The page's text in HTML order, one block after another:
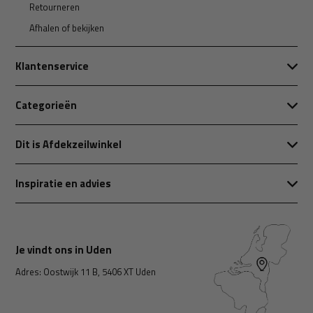
Retourneren
Afhalen of bekijken
Klantenservice
Categorieën
Dit is Afdekzeilwinkel
Inspiratie en advies
Je vindt ons in Uden
Adres: Oostwijk 11 B, 5406 XT Uden